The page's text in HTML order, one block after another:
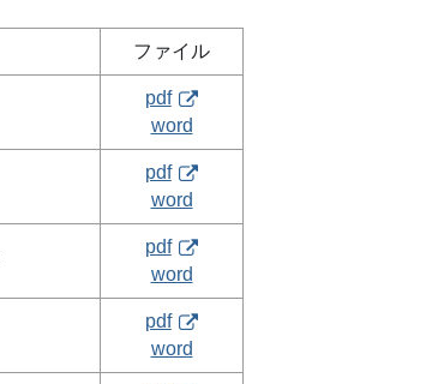
ファイル
pdf
word
pdf
word
pdf
word
pdf
word